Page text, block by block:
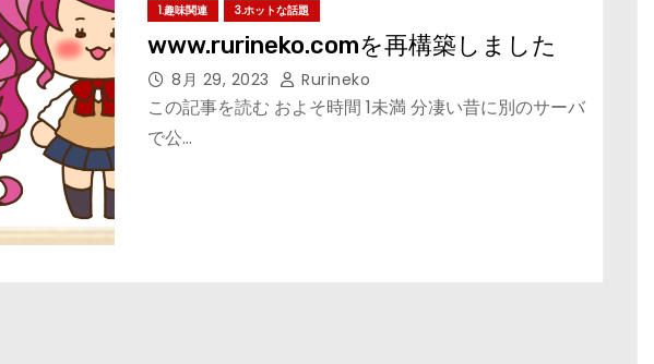
1.趣味関連 3.ホットな話題
www.rurineko.comを再構築しました
8月 29, 2023 Rurineko
この記事を読む およそ時間 1未満 分凄い昔に別のサーバ
で公…